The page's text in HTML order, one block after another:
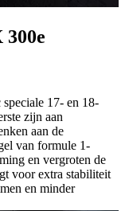
17- en 18-
zijn aan
aan de
van formule 1-
en vergroten de
voor extra stabiliteit
en minder